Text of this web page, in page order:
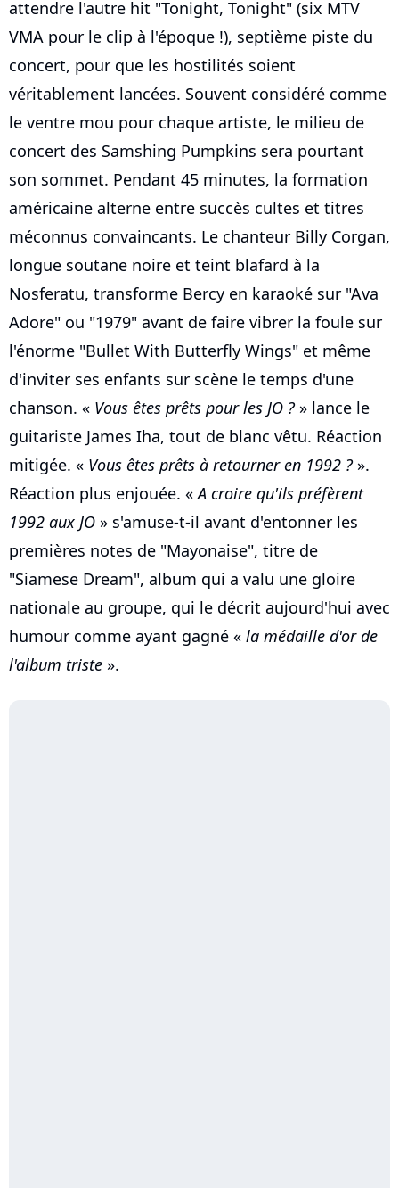
attendre l'autre hit "Tonight, Tonight" (six MTV
VMA pour le clip à l'époque !), septième piste du
concert, pour que les hostilités soient
véritablement lancées. Souvent considéré comme
le ventre mou pour chaque artiste, le milieu de
concert des Samshing Pumpkins sera pourtant
son sommet. Pendant 45 minutes, la formation
américaine alterne entre succès cultes et titres
méconnus convaincants. Le chanteur Billy Corgan,
longue soutane noire et teint blafard à la
Nosferatu, transforme Bercy en karaoké sur "Ava
Adore" ou "1979" avant de faire vibrer la foule sur
l'énorme "Bullet With Butterfly Wings" et même
d'inviter ses enfants sur scène le temps d'une
chanson. « Vous êtes prêts pour les JO ?» lance le
guitariste James Iha, tout de blanc vêtu. Réaction
mitigée. « Vous êtes prêts à retourner en 1992 ?».
Réaction plus enjouée. «A croire qu'ils préfèrent
1992 aux JO » s'amuse-t-il avant d'entonner les
premières notes de "Mayonaise", titre de
"Siamese Dream", album qui a valu une gloire
nationale au groupe, qui le décrit aujourd'hui avec
humour comme ayant gagné « la médaille d'or de
l'album triste ».